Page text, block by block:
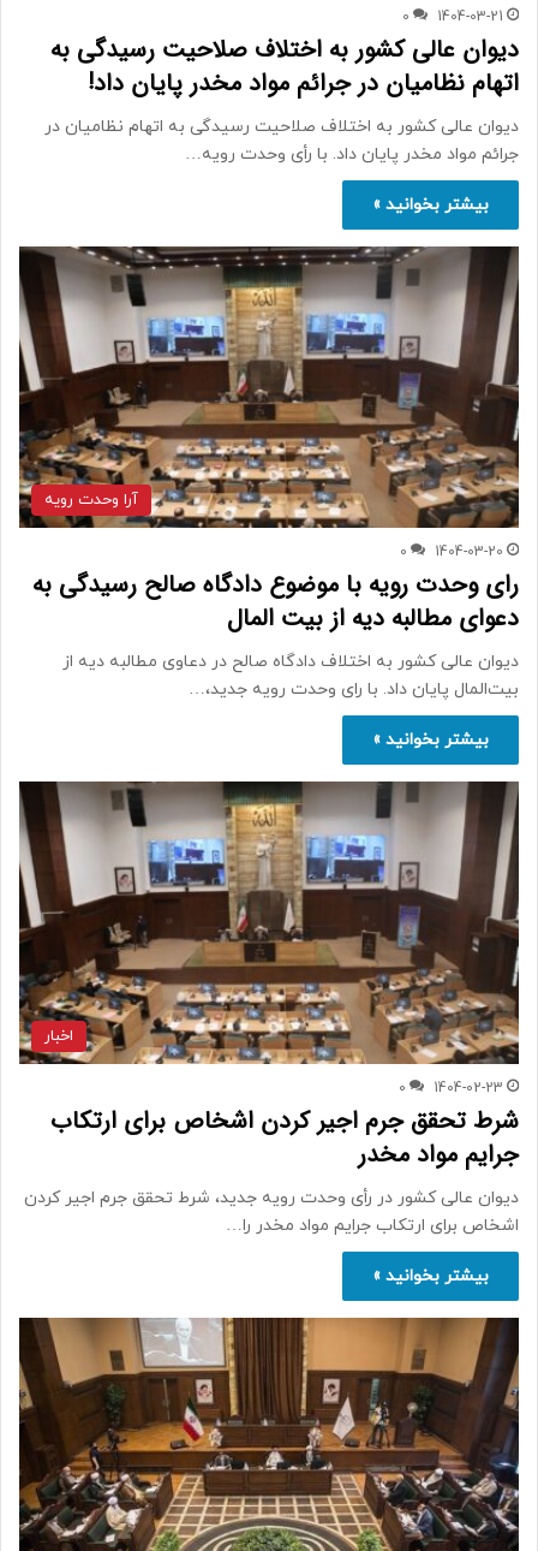
1404-03-21
0
دیوان عالی کشور به اختلاف صلاحیت رسیدگی به
اتهام نظامیان در جرائم مواد مخدر پایان داد!
دیوان عالی کشور به اختلاف صلاحیت رسیدگی به اتهام نظامیان در
جرائم مواد مخدر پایان داد. با رأی وحدت رویه…
بیشتر بخوانید »
آرا وحدت رویه
1404-03-20
0
رای وحدت رویه با موضوع دادگاه صالح رسیدگی به
دعوای مطالبه دیه از بیت المال
دیوان عالی کشور به اختلاف دادگاه صالح در دعاوی مطالبه دیه از
بیت‌المال پایان داد. با رای وحدت رویه جدید،…
بیشتر بخوانید »
اخبار
1404-02-23
0
شرط تحقق جرم اجیر کردن اشخاص برای ارتکاب
جرایم مواد مخدر
دیوان عالی کشور در رأی وحدت رویه جدید، شرط تحقق جرم اجیر کردن
اشخاص برای ارتکاب جرایم مواد مخدر را…
بیشتر بخوانید »